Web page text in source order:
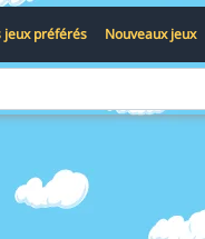
jeux préférés Nouveaux jeux